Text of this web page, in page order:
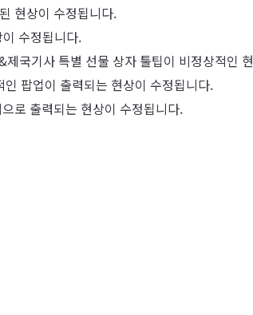
현상이 수정됩니다.
수정됩니다.
국기사 특별 선물 상자 툴팁이 비정상적인
팝업이 출력되는 현상이 수정됩니다.
로 출력되는 현상이 수정됩니다.